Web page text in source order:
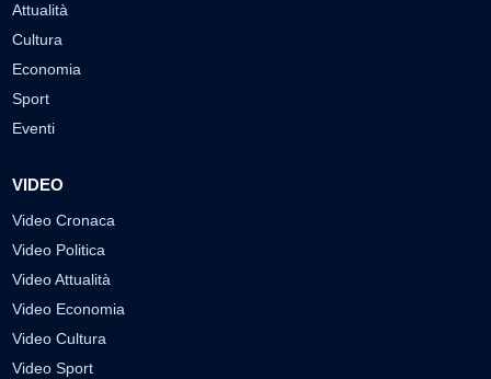
Attualità
Cultura
Economia
Sport
Eventi
VIDEO
Video Cronaca
Video Politica
Video Attualità
Video Economia
Video Cultura
Video Sport